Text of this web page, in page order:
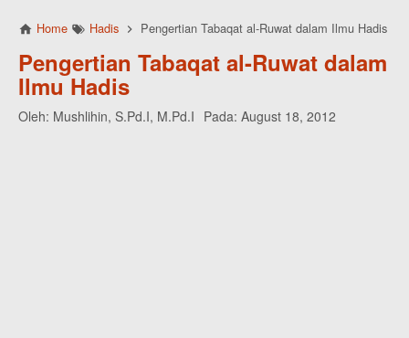
Home Hadis Pengertian Tabaqat al-Ruwat dalam Ilmu Hadis
Pengertian Tabaqat al-Ruwat dalam
Ilmu Hadis
Oleh: Mushlihin, S.Pd.I, M.Pd.I Pada: August 18, 2012